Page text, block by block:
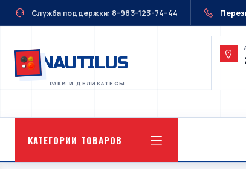
Служба поддержки: 8-983-123-74-44
NAUTILUS
КАТЕГОРИИ ТОВАРОВ